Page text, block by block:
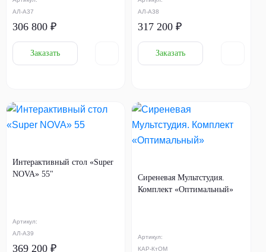
АЛ-А37
306 800 ₽
Заказать
АЛ-А38
317 200 ₽
Заказать
Артикул:
АЛ-А39
Интерактивный стол «Super
NOVA» 55"
369 200 ₽
Артикул:
КАР-КтОМ
Сиреневая Мультстудия.
Комплект «Оптимальный»